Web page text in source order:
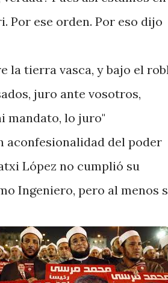
Por ese orden. Por eso dijo
la tierra vasca, y bajo el
juro ante vosotros,
mandato, lo juro"
del poder
López no cumplió su
Ingeniero, pero al menos